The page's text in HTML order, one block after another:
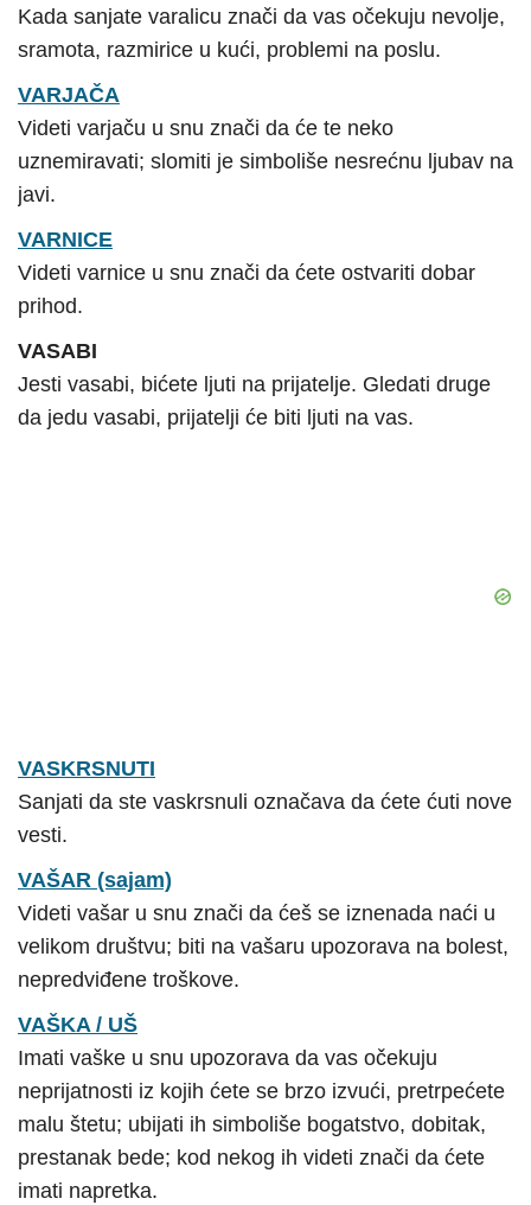
Kada sanjate varalicu znači da vas očekuju nevolje,
sramota, razmirice u kući, problemi na poslu.
VARJAČA
Videti varjaču u snu znači da će te neko
uznemiravati; slomiti je simboliše nesrećnu ljubav na
javi.
VARNICE
Videti varnice u snu znači da ćete ostvariti dobar
prihod.
VASABI
Jesti vasabi, bićete ljuti na prijatelje. Gledati druge
da jedu vasabi, prijatelji će biti ljuti na vas.
VASKRSNUTI
Sanjati da ste vaskrsnuli označava da ćete ćuti nove
vesti.
VAŠAR (sajam)
Videti vašar u snu znači da ćeš se iznenada naći u
velikom društvu; biti na vašaru upozorava na bolest,
nepredviđene troškove.
VAŠKA / UŠ
Imati vaške u snu upozorava da vas očekuju
neprijatnosti iz kojih ćete se brzo izvući, pretrpećete
malu štetu; ubijati ih simboliše bogatstvo, dobitak,
prestanak bede; kod nekog ih videti znači da ćete
imati napretka.